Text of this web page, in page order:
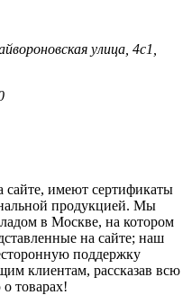
улица, 4с1,
сайте, имеют сертификаты
продукцией. Мы
в Москве, на котором
на сайте; наш
поддержку
клиентам, рассказав всю
товарах!